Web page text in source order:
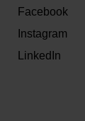
Facebook
Instagram
LinkedIn